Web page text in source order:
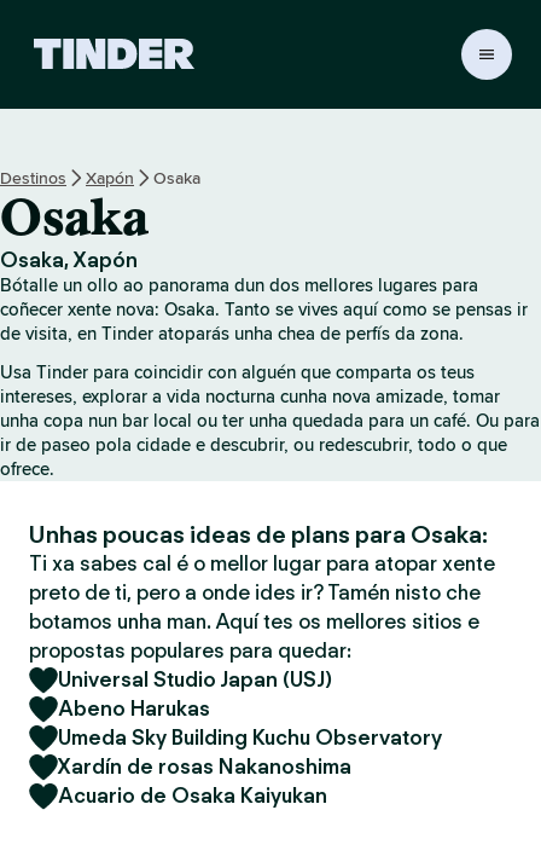
r
e
Destinos Xapón Osaka
Osaka
Osaka, Xapón
Bótalle un ollo ao panorama dun dos mellores lugares para
coñecer xente nova: Osaka. Tanto se vives aquí como se pensas ir
de visita, en Tinder atoparás unha chea de perfís da zona.
Usa Tinder para coincidir con alguén que comparta os teus
intereses, explorar a vida nocturna cunha nova amizade, tomar
unha copa nun bar local ou ter unha quedada para un café. Ou para
ir de paseo pola cidade e descubrir, ou redescubrir, todo o que
ofrece.
Unhas poucas ideas de plans para Osaka:
Ti xa sabes cal é o mellor lugar para atopar xente
preto de ti, pero a onde ides ir? Tamén nisto che
botamos unha man. Aquí tes os mellores sitios e
propostas populares para quedar:
Universal Studio Japan (USJ)
Abeno Harukas
Umeda Sky Building Kuchu Observatory
Xardín de rosas Nakanoshima
Acuario de Osaka Kaiyukan